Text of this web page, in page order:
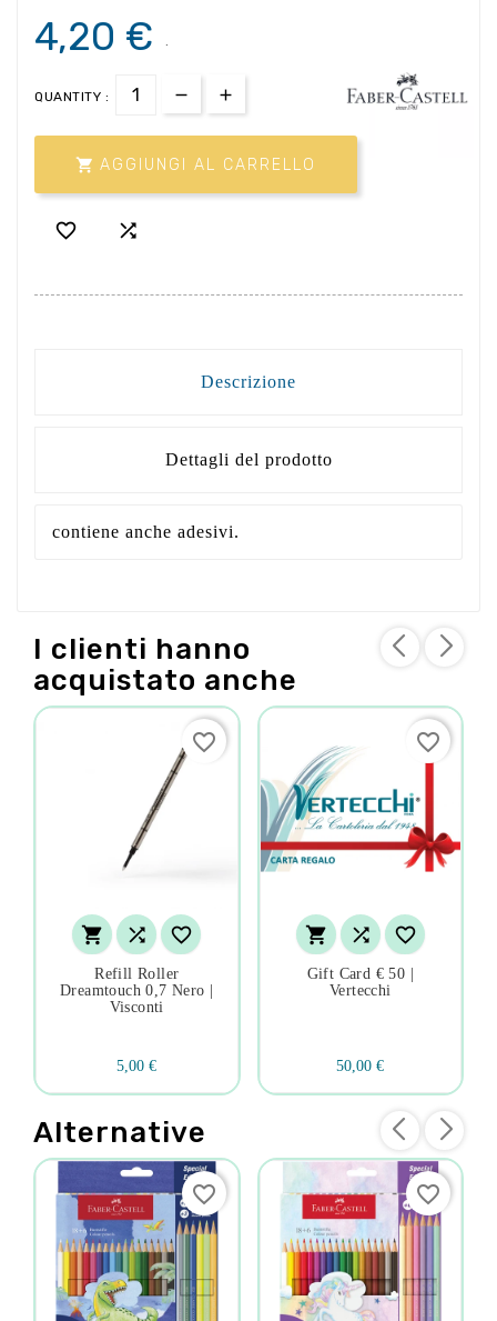
4,20 € .
QUANTITY :
 AGGIUNGI AL CARRELLO
 
Descrizione
Dettagli del prodotto
contiene anche adesivi.
I clienti hanno
acquistato anche
  
Refill Roller
Dreamtouch 0,7 Nero |
Visconti
5,00 €
favorite_border
  
Gift Card € 50 |
Vertecchi
50,00 €
favorite_border
Alternative
favorite_border favorite_border